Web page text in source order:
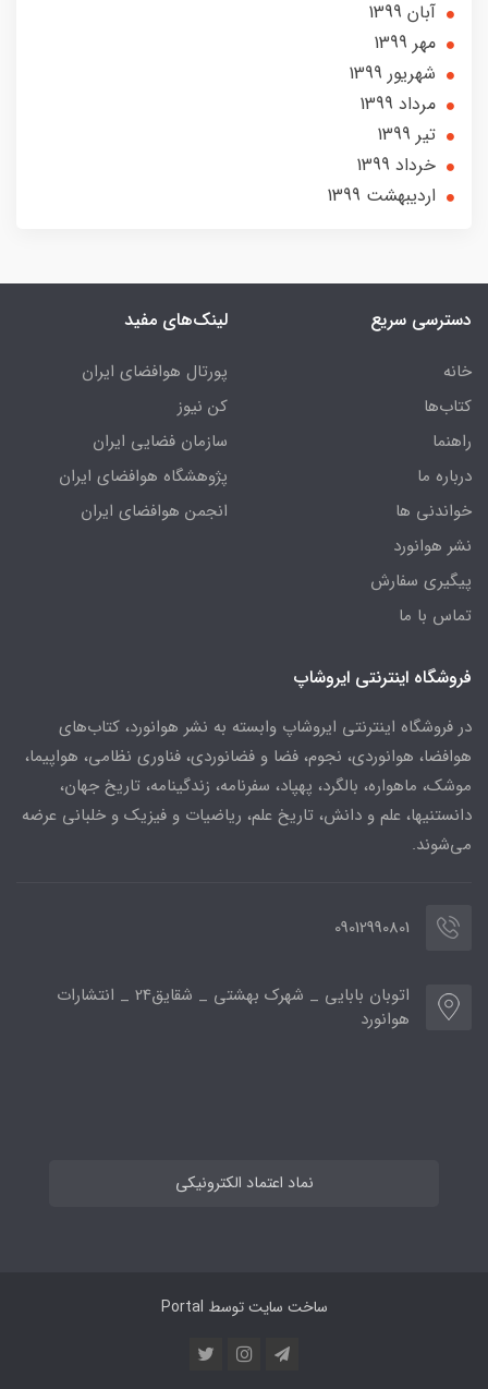
آبان 1399
مهر 1399
شهریور 1399
مرداد 1399
تير 1399
خرداد 1399
ارديبهشت 1399
دسترسی سریع
خانه
کتاب‌ها
راهنما
درباره ما
خواندنی ها
نشر هوانورد
پیگیری سفارش
تماس با ما
لینک‌های مفید
پورتال هوافضای ایران
کن نیوز
سازمان فضایی ایران
پژوهشگاه هوافضای ایران
انجمن هوافضای ایران
فروشگاه اینترنتی ایروشاپ
در فروشگاه اینترنتی ایروشاپ وابسته به نشر هوانورد، کتاب‌های
هوافضا، هوانوردی، نجوم، فضا و فضانوردی، فناوری نظامی، هواپیما،
موشک، ماهواره، بالگرد، پهپاد، سفرنامه، زندگینامه، تاریخ جهان،
دانستنیها، علم و دانش، تاریخ علم، ریاضیات و فیزیک و خلبانی عرضه
می‌شوند.
09012990801
اتوبان بابایی _ شهرک بهشتی _ شقایق24 _ انتشارات
هوانورد
نماد اعتماد الکترونیکی
ساخت سایت توسط Portal